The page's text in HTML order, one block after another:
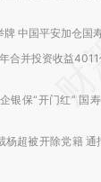
牌 中国平安加仓国
合并投资收益
银保“开门红” 国
杨超被开除党籍 通